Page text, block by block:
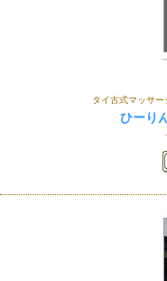
タイ古式マッサ
ひーり